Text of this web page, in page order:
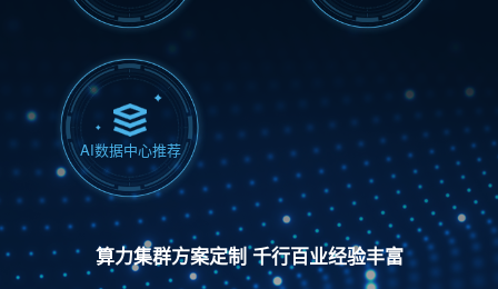
AI数据中心推荐
算力集群方案定制 千行百业经验丰富